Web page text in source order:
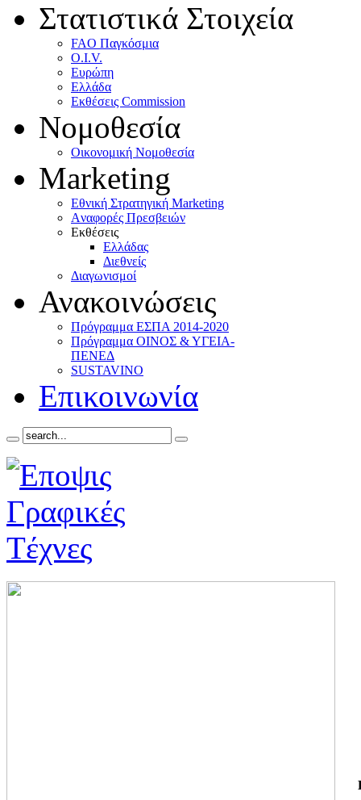
Στατιστικά Στοιχεία
FAO Παγκόσμια
O.I.V.
Ευρώπη
Ελλάδα
Eκθέσεις Commission
Νομοθεσία
Οικονομική Νομοθεσία
Marketing
Eθνική Στρατηγική Marketing
Aναφορές Πρεσβειών
Eκθέσεις
Eλλάδας
Διεθνείς
Διαγωνισμοί
Ανακοινώσεις
Πρόγραμμα ΕΣΠΑ 2014-2020
Πρόγραμμα ΟΙΝΟΣ & ΥΓΕΙΑ-
ΠΕΝΕΔ
SUSTAVINO
Επικοινωνία